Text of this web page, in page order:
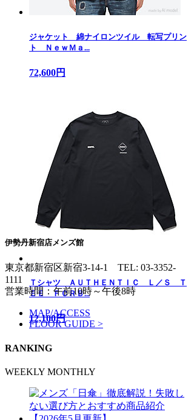
ジャケット 綿ナイロンツイル 転写プリン
ト ＮｅｗＭａ...
72,600円
Ｔシャツ ＡＵＴＨＥＮＴＩＣ Ｌ／Ｓ Ｔ
ＥＥ ＦＣＲＢ...
12,100円
伊勢丹新宿店メンズ館
東京都新宿区新宿3-14-1 TEL: 03-3352-
1111
営業時間：午前10時～午後8時
MAP/ACCESS
FLOOR GUIDE >
RANKING
WEEKLY MONTHLY